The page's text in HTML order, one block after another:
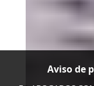
Aviso de